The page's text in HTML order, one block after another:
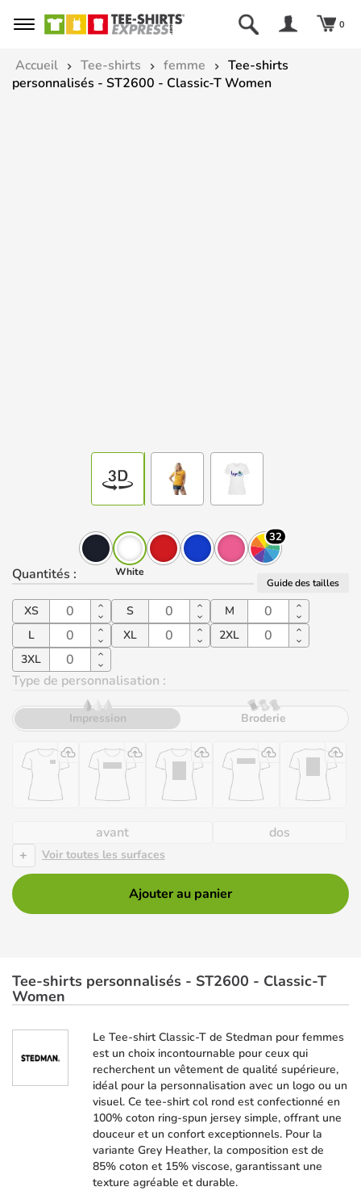
0
Accueil Tee-shirts femme
Tee-shirts
personnalisés - ST2600 - Classic-T Women
White
32
Quantités : Guide des tailles
XS S
M
L
XL
2XL
3XL
Type de personnalisation :
Impression Broderie
avant
dos
+
Voir toutes les surfaces
Ajouter au panier
Tee-shirts personnalisés - ST2600 - Classic-T
Women
Le Tee-shirt Classic-T de Stedman pour femmes
est un choix incontournable pour ceux qui
recherchent un vêtement de qualité supérieure,
idéal pour la personnalisation avec un logo ou un
visuel. Ce tee-shirt col rond est confectionné en
100% coton ring-spun jersey simple, offrant une
douceur et un confort exceptionnels. Pour la
variante Grey Heather, la composition est de
85% coton et 15% viscose, garantissant une
texture agréable et durable.